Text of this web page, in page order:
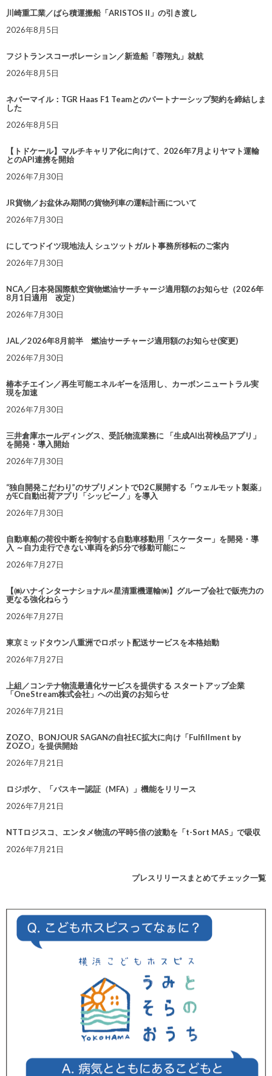
川崎重工業／ばら積運搬船「ARISTOS II」の引き渡し
2026年8月5日
フジトランスコーポレーション／新造船「蓉翔丸」就航
2026年8月5日
ネバーマイル：TGR Haas F1 Teamとのパートナーシップ契約を締結しま
した
2026年8月5日
【トドケール】マルチキャリア化に向けて、2026年7月よりヤマト運輸
とのAPI連携を開始
2026年7月30日
JR貨物／お盆休み期間の貨物列車の運転計画について
2026年7月30日
にしてつドイツ現地法人 シュツットガルト事務所移転のご案内
2026年7月30日
NCA／日本発国際航空貨物燃油サーチャージ適用額のお知らせ（2026年
8月1日適用 改定）
2026年7月30日
JAL／2026年8月前半 燃油サーチャージ適用額のお知らせ(変更)
2026年7月30日
椿本チエイン／再生可能エネルギーを活用し、カーボンニュートラル実
現を加速
2026年7月30日
三井倉庫ホールディングス、受託物流業務に 「生成AI出荷検品アプリ」
を開発・導入開始
2026年7月30日
“独自開発こだわり”のサプリメントでD2C展開する「ウェルモット製薬」
がEC自動出荷アプリ「シッピーノ」を導入
2026年7月30日
自動車船の荷役中断を抑制する自動車移動用「スケーター」を開発・導
入 ～自力走行できない車両を約5分で移動可能に～
2026年7月27日
【㈱ハナインターナショナル×星清重機運輸㈱】グループ会社で販売力の
更なる強化ねらう
2026年7月27日
東京ミッドタウン八重洲でロボット配送サービスを本格始動
2026年7月27日
上組／コンテナ物流最適化サービスを提供する スタートアップ企業
「OneStream株式会社」への出資のお知らせ
2026年7月21日
ZOZO、BONJOUR SAGANの自社EC拡大に向け「Fulfillment by
ZOZO」を提供開始
2026年7月21日
ロジポケ、「パスキー認証（MFA）」機能をリリース
2026年7月21日
NTTロジスコ、エンタメ物流の平時5倍の波動を「t-Sort MAS」で吸収
2026年7月21日
プレスリリースまとめてチェック一覧